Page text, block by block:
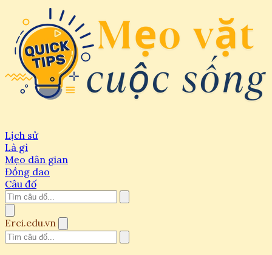
Lịch sử
Là gì
Mẹo dân gian
Đồng dao
Câu đố
Erci.edu.vn